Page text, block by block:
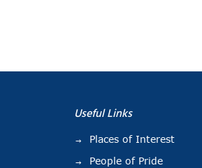
Useful Links
Places of Interest
People of Pride